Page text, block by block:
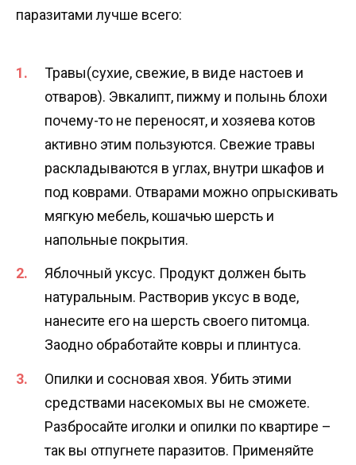
паразитами лучше всего:
Травы(сухие, свежие, в виде настоев и
отваров). Эвкалипт, пижму и полынь блохи
почему-то не переносят, и хозяева котов
активно этим пользуются. Свежие травы
раскладываются в углах, внутри шкафов и
под коврами. Отварами можно опрыскивать
мягкую мебель, кошачью шерсть и
напольные покрытия.
Яблочный уксус. Продукт должен быть
натуральным. Растворив уксус в воде,
нанесите его на шерсть своего питомца.
Заодно обработайте ковры и плинтуса.
Опилки и сосновая хвоя. Убить этими
средствами насекомых вы не сможете.
Разбросайте иголки и опилки по квартире –
так вы отпугнете паразитов. Применяйте